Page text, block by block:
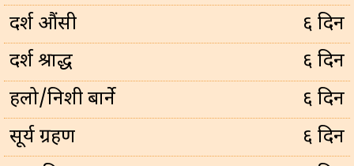
दर्श औंसी
६ दिन
दर्श श्राद्ध
६ दिन
हलो/निशी बार्ने
६ दिन
सूर्य ग्रहण
६ दिन